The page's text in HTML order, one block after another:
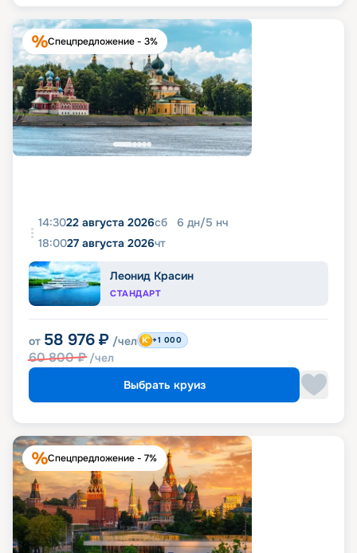
Спецпредложение - 3%
14:3022 августа 2026сб 6 дн/5 нч
18:0027 августа 2026чт
Леонид Красин
СТАНДАРТ
от 58 976 ₽ /чел
60 800₽ /чел
+1 000
Выбрать круиз
Спецпредложение - 7%